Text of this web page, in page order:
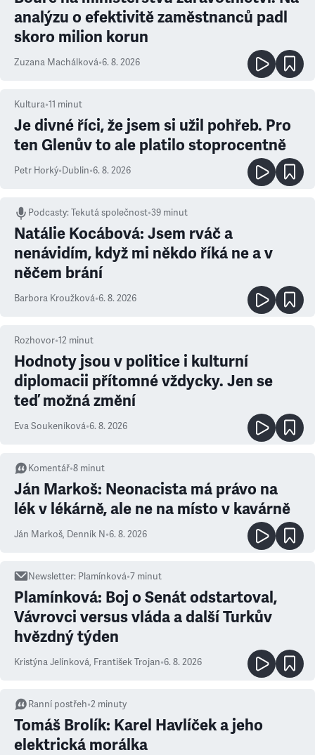
analýzu o efektivitě zaměstnanců padl
skoro milion korun
Zuzana Machálková•6. 8. 2026
Kultura•11 minut
Je divné říci, že jsem si užil pohřeb. Pro
ten Glenův to ale platilo stoprocentně
Petr Horký•Dublin•6. 8. 2026
Podcasty:Tekutá společnost•39 minut
Natálie Kocábová: Jsem rváč a
nenávidím, když mi někdo říká ne a v
něčem brání
Barbora Kroužková•6. 8. 2026
Rozhovor•12 minut
Hodnoty jsou v politice i kulturní
diplomacii přítomné vždycky. Jen se
teď možná změní
Eva Soukeníková•6. 8. 2026
Komentář•8 minut
Ján Markoš: Neonacista má právo na
lék v lékárně, ale ne na místo v kavárně
Ján Markoš, Denník N•6. 8. 2026
Newsletter: Plamínková•7 minut
Plamínková: Boj o Senát odstartoval,
Vávrovci versus vláda a další Turkův
hvězdný týden
Kristýna Jelínková, František Trojan•6. 8. 2026
Ranní postřeh•2 minuty
Tomáš Brolík: Karel Havlíček a jeho
elektrická morálka